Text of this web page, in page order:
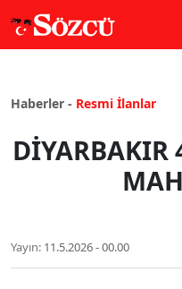
Haberler - Resmi İlanlar
DİYARBAKIR
Yayın: 11.5.2026 - 00.00